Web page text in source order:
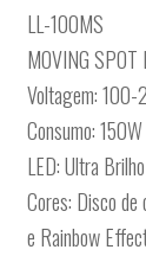
LL-100MS
MOVING
Voltagem:
Consumo: 150W
LED: Ultra
Cores: Disco
e Rainbow